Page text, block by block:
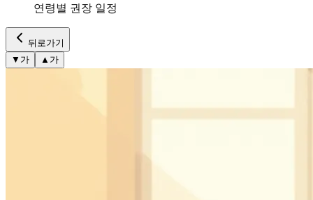
연령별 권장 일정
뒤로가기
▼ 가 ▲ 가